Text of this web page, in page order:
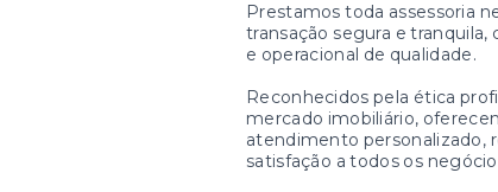
Prestamos toda assessoria
transação segura e
e operacional de qualidade.
Reconhecidos pela ética
mercado imobiliário,
atendimento personalizado,
satisfação a todos os